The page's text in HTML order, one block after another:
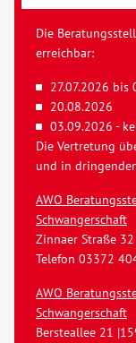
Die
erreichbar:
27.07.2026 bis
20.08.2026
03.09.2026 -
Die Vertretung
und in
AWO
Schwangerschaft
Zinnaer Straße
Telefon 03372
AWO
Schwangerschaft
Bersteallee 21